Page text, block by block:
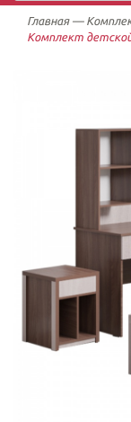
Главная—
Комплект